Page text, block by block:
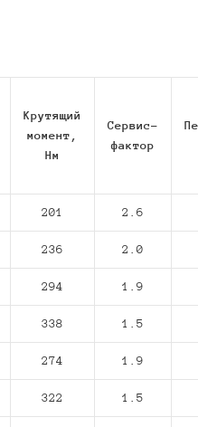
Крутящий
момент,
Нм
Сервис-
фактор
201 2.6
236 2.0
294 1.9
338 1.5
274 1.9
322 1.5